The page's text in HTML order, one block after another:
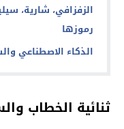
الزفزافي، شارية،
رموزها
​الذكاء الاصطناعي
ثنائية الخطاب